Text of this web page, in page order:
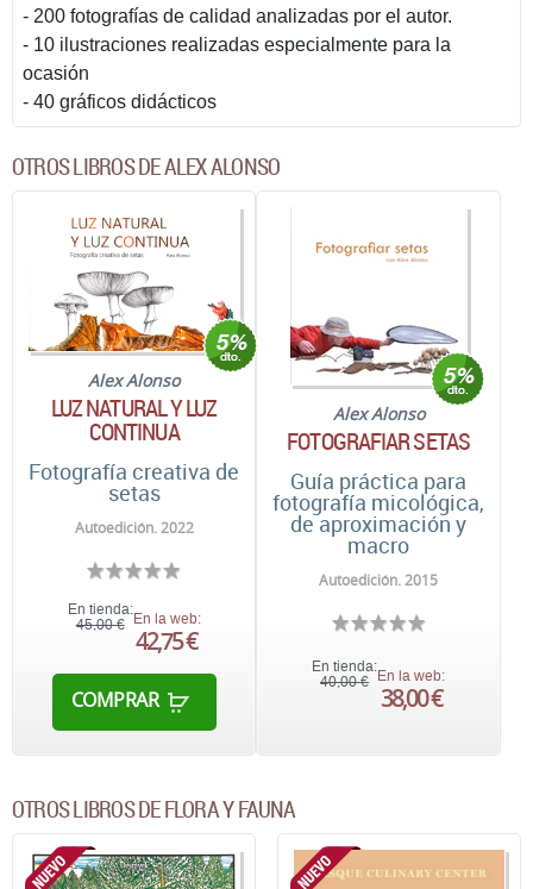
- 200 fotografías de calidad analizadas por el autor.
- 10 ilustraciones realizadas especialmente para la
ocasión
- 40 gráficos didácticos
OTROS LIBROS DE ALEX ALONSO
Alex Alonso
LUZ NATURAL Y LUZ
CONTINUA
Fotografía creativa de
setas
Autoedición. 2022
En tienda:
45,00 € En la web:
42,75 €
COMPRAR
Alex Alonso
FOTOGRAFIAR SETAS
Guía práctica para
fotografía micológica,
de aproximación y
macro
Autoedición. 2015
En tienda:
40,00 € En la web:
38,00 €
OTROS LIBROS DE FLORA Y FAUNA